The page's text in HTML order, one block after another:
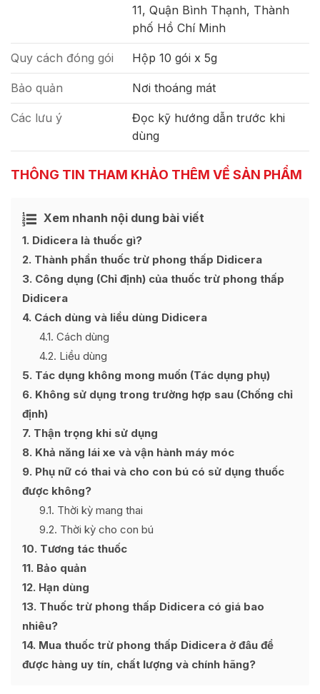
11, Quận Bình Thạnh, Thành
phố Hồ Chí Minh
Quy cách đóng gói Hộp 10 gói x 5g
Bảo quản Nơi thoáng mát
Các lưu ý
Đọc kỹ hướng dẫn trước khi
dùng
THÔNG TIN THAM KHẢO THÊM VỀ SẢN PHẨM
Xem nhanh nội dung bài viết
Ẩn
1 Didicera là thuốc gì?
2 Thành phần thuốc trừ phong thấp Didicera
3 Công dụng (Chỉ định) của thuốc trừ phong thấp
Didicera
4 Cách dùng và liều dùng Didicera
4.1 Cách dùng
4.2 Liều dùng
5 Tác dụng không mong muốn (Tác dụng phụ)
6 Không sử dụng trong trường hợp sau (Chống chỉ
định)
7 Thận trọng khi sử dụng
8 Khả năng lái xe và vận hành máy móc
9 Phụ nữ có thai và cho con bú có sử dụng thuốc
được không?
9.1 Thời kỳ mang thai
9.2 Thời kỳ cho con bú
10 Tương tác thuốc
11 Bảo quản
12 Hạn dùng
13 Thuốc trừ phong thấp Didicera có giá bao
nhiêu?
14 Mua thuốc trừ phong thấp Didicera ở đâu để
được hàng uy tín, chất lượng và chính hãng?